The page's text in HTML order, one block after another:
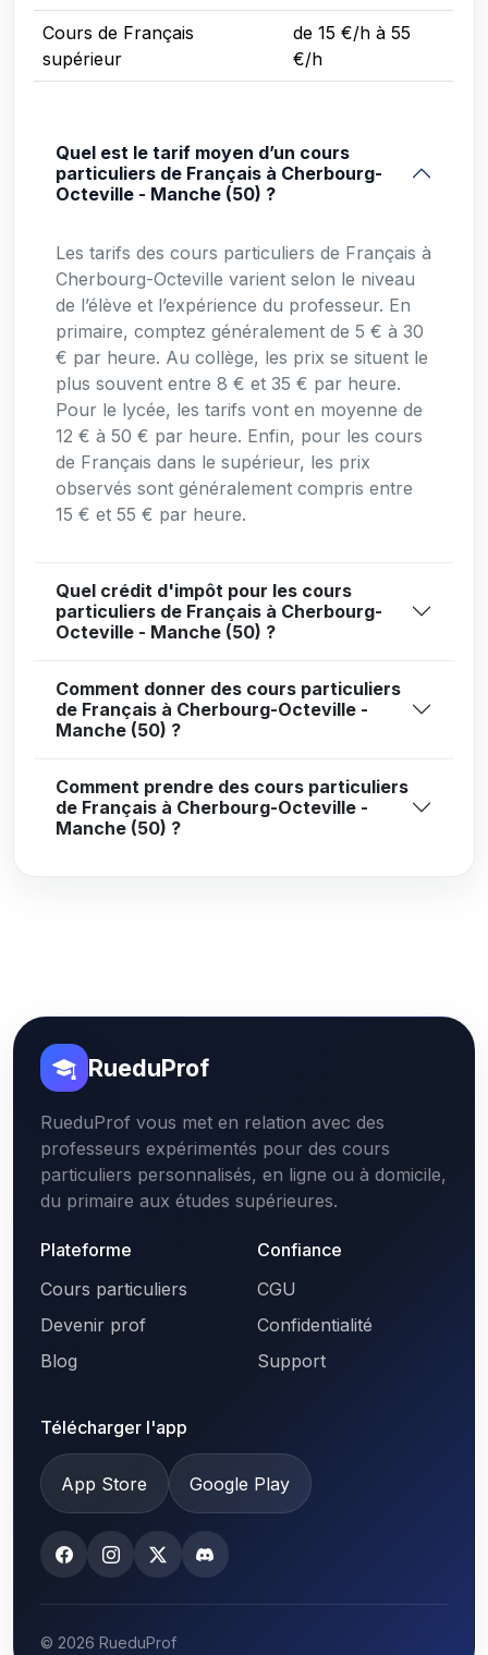
Cours de Français
supérieur
de 15 €/h à 55
€/h
Quel est le tarif moyen d’un cours
particuliers de Français à Cherbourg-
Octeville - Manche (50) ?
Les tarifs des cours particuliers de Français à
Cherbourg-Octeville varient selon le niveau
de l’élève et l’expérience du professeur. En
primaire, comptez généralement de 5 € à 30
€ par heure. Au collège, les prix se situent le
plus souvent entre 8 € et 35 € par heure.
Pour le lycée, les tarifs vont en moyenne de
12 € à 50 € par heure. Enfin, pour les cours
de Français dans le supérieur, les prix
observés sont généralement compris entre
15 € et 55 € par heure.
Quel crédit d'impôt pour les cours
particuliers de Français à Cherbourg-
Octeville - Manche (50) ?
Comment donner des cours particuliers
de Français à Cherbourg-Octeville -
Manche (50) ?
Comment prendre des cours particuliers
de Français à Cherbourg-Octeville -
Manche (50) ?
RueduProf
RueduProf vous met en relation avec des
professeurs expérimentés pour des cours
particuliers personnalisés, en ligne ou à domicile,
du primaire aux études supérieures.
Plateforme
Cours particuliers
Devenir prof
Blog
Confiance
CGU
Confidentialité
Support
Télécharger l'app
App Store Google Play
© 2026 RueduProf